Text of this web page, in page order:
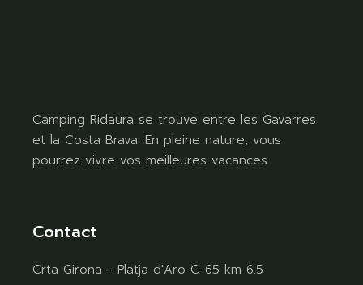
Camping Ridaura se trouve entre les Gavarres
et la Costa Brava. En pleine nature, vous
pourrez vivre vos meilleures vacances
Contact
Crta Girona - Platja d'Aro C-65 km 6.5